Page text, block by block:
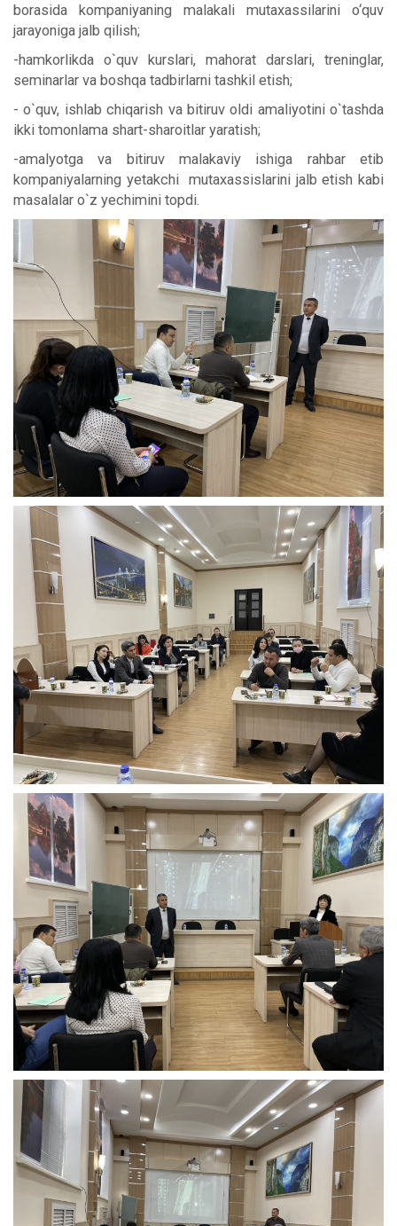
borasida kompaniyaning malakali mutaxassilarini o‘quv
jarayoniga jalb qilish;
-hamkorlikda o`quv kurslari, mahorat darslari, trеninglar,
sеminarlar va boshqa tadbirlarni tashkil etish;
- o`quv, ishlab chiqarish va bitiruv oldi amaliyotini o`tashda
ikki tomonlama shart-sharoitlar yaratish;
-amalyotga va bitiruv malakaviy ishiga rahbar etib
kompaniyalarning yetakchi mutaxassislarini jalb etish kabi
masalalar o`z yechimini topdi.